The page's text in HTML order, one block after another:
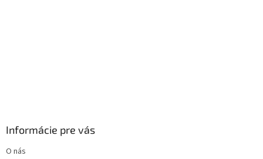
Informácie pre vás
O nás